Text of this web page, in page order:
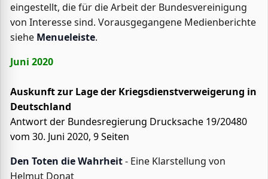
eingestellt, die für die Arbeit der Bundesvereinigung
von Interesse sind. Vorausgegangene Medienberichte
siehe Menueleiste.
Juni 2020
Auskunft zur Lage der Kriegsdienstverweigerung in
Deutschland
Antwort der Bundesregierung Drucksache 19/20480
vom 30. Juni 2020, 9 Seiten
Den Toten die Wahrheit- Eine Klarstellung von
Helmut Donat